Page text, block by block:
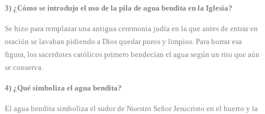
3) ¿Cómo se introdujo el uso de la pila de agua bendita en la Iglesia?
Se hizo para remplazar una antigua ceremonia judía en la que antes de entrar en
oración se lavaban pidiendo a Dios quedar puros y limpios. Para borrar esa
figura, los sacerdotes católicos primero bendecían el agua según un rito que aún
se conserva.
4) ¿Qué simboliza el agua bendita?
El agua bendita simboliza el sudor de Nuestro Señor Jesucristo en el huerto y la